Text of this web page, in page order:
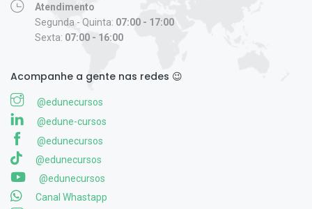
Atendimento
Segunda - Quinta: 07:00 - 17:00
Sexta: 07:00 - 16:00
Acompanhe a gente nas redes 😉
@edunecursos
@edune-cursos
@edunecursos
@edunecursos
@edunecursos
Canal Whastapp